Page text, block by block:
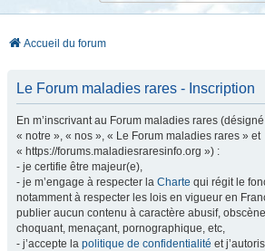
Accueil du forum
Le Forum maladies rares - Inscription
En m’inscrivant au Forum maladies rares
« notre », « nos », « Le Forum maladies rares » et
« https://forums.maladiesraresinfo.org ») :
- je certifie être majeur(e),
- je m’engage à respecter la Charte qui régit le
notamment à respecter les lois en vigueur en
publier aucun contenu à caractère abusif,
choquant, menaçant, pornographique, etc,
- j’accepte la politique de confidentialité et